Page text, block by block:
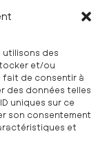
utilisons des
et/ou
fait de consentir à
des données telles
uniques sur ce
son consentement
et